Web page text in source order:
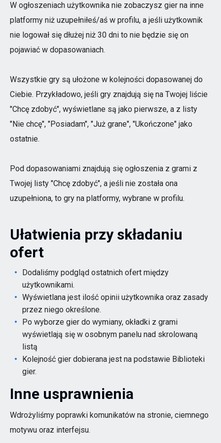
W ogłoszeniach użytkownika nie zobaczysz gier na inne
platformy niż uzupełniłeś/aś w profilu, a jeśli użytkownik
nie logował się dłużej niż 30 dni to nie będzie się on
pojawiać w dopasowaniach.
Wszystkie gry są ułożone w kolejności dopasowanej do
Ciebie. Przykładowo, jeśli gry znajdują się na Twojej liście
"Chcę zdobyć", wyświetlane są jako pierwsze, a z listy
"Nie chcę", "Posiadam", "Już grane", "Ukończone" jako
ostatnie.
Pod dopasowaniami znajdują się ogłoszenia z grami z
Twojej listy "Chcę zdobyć", a jeśli nie została ona
uzupełniona, to gry na platformy, wybrane w profilu.
Ułatwienia przy składaniu
ofert
Dodaliśmy podgląd ostatnich ofert między
użytkownikami.
Wyświetlana jest ilość opinii użytkownika oraz zasady
przez niego określone.
Po wyborze gier do wymiany, okładki z grami
wyświetlają się w osobnym panelu nad skrolowaną
listą
Kolejność gier dobierana jest na podstawie Biblioteki
gier.
Inne usprawnienia
Wdrożyliśmy poprawki komunikatów na stronie, ciemnego
motywu oraz interfejsu.